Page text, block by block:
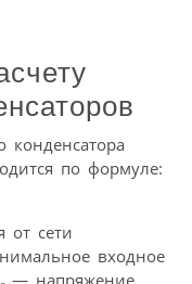
конденсатора
по формуле:
от сети
входное
— напряжение